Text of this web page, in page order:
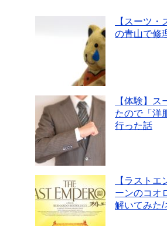
【スーツ
の青山で修
【体験】
たので「洋
行った話
【ラスト
ーンのコオ
解いてみた/